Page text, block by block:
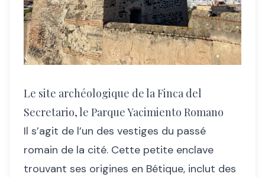
Le site archéologique de la Finca del
Secretario, le Parque Yacimiento Romano
Il s’agit de l’un des vestiges du passé
romain de la cité. Cette petite enclave
trouvant ses origines en Bétique, inclut des